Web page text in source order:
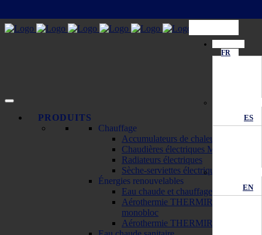
FR
ES
EN
PRODUITS
Chauffage
Accumulateurs de chaleur ECOMBI
Chaudières électriques MATTIRA
Radiateurs électriques
Sèche-serviettes électriques
Énergies renouvelables
Eau chaude et chauffage solaire
Aérothermie THERMIRA
monobloc
Aérothermie THERMIRA bibloc